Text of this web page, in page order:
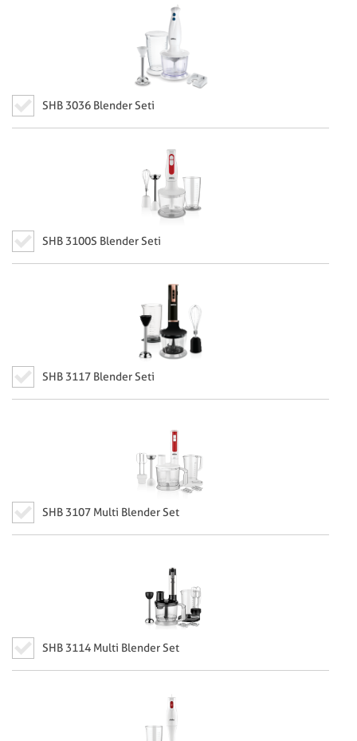
SHB 3036 Blender Seti
SHB 3100S Blender Seti
SHB 3117 Blender Seti
SHB 3107 Multi Blender Set
SHB 3114 Multi Blender Set